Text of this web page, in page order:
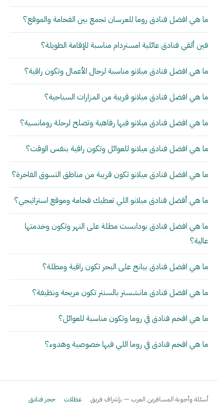
ما هي افضل فنادق روما للعرسان تجمع بين الفخامة والموقع؟
فين ألقي فنادق عائلية امستردام مناسبة للإقامة الطويلة؟
ما هي افضل فنادق ميلانو مناسبة لرجال الأعمال وتكون راقية؟
ما هي افضل فنادق ميلانو قريبة من المزارات السياحية؟
ما هي افضل فنادق ميلانو فيها رفاهية وتصلح لرحلة رومانسية؟
ما هي افضل فنادق ميلانو للعوائل وتكون راقية بنفس الوقت؟
ما هي افضل فنادق ميلانو تكون قريبة من مناطق التسوق الفاخرة؟
ما هي أفضل فنادق ميلانو اللي تعطيك فخامة وموقع استراتيجي؟
ما هي افضل فنادق بودابست مطلة على النهر وتكون وخدمتها
عالية؟
ما هي افضل فنادق بيانج على البحر تكون راقية ومطلة؟
ما هي افضل فنادق مانشستر بالسنتر تكون مريحة ونظيفة؟
ما هي افخم فنادق في روما وتكون مناسبة للعوائل؟
ما هي افخم فنادق في روما اللي فيها خصوصية وهدوء؟
أسئلة وأجوبة المسافرين العرب — بإشراف فريق عطلات حجز فنادق